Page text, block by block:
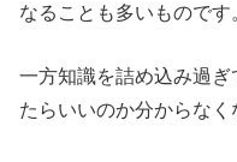
なることも多いものです
一方知識を詰め込み過
たらいいのか分からなく